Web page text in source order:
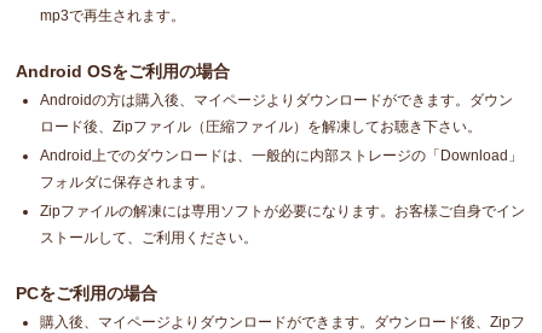
mp3で再生されます。
Android OSをご利用の場合
Androidの方は購入後、マイページよりダウンロードができます。ダウン
ロード後、Zipファイル（圧縮ファイル）を解凍してお聴き下さい。
Android上でのダウンロードは、一般的に内部ストレージの「Download」
フォルダに保存されます。
Zipファイルの解凍には専用ソフトが必要になります。お客様ご自身でイン
ストールして、ご利用ください。
PCをご利用の場合
購入後、マイページよりダウンロードができます。ダウンロード後、Zipフ